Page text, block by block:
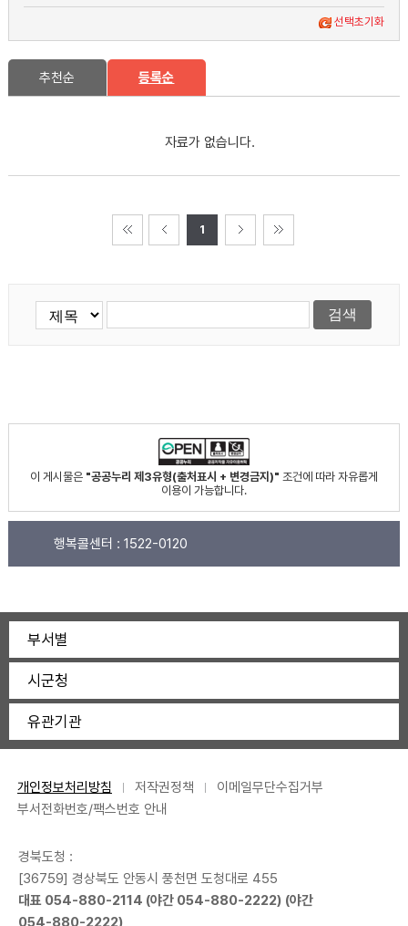
선택초기화
추천순 등록순
자료가 없습니다.
1
이 게시물은 "공공누리 제3유형(출처표시 + 변경금지)" 조건에 따라 자유롭게
이용이 가능합니다.
행복콜센터 : 1522-0120
부서별
시군청
유관기관
개인정보처리방침 저작권정책
이메일무단수집거부
부서전화번호/팩스번호 안내
경북도청 :
[36759] 경상북도 안동시 풍천면 도청대로 455
대표 054-880-2114 (야간 054-880-2222) (야간
054-880-2222)